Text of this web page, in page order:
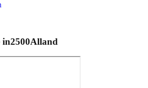
in2500Alland